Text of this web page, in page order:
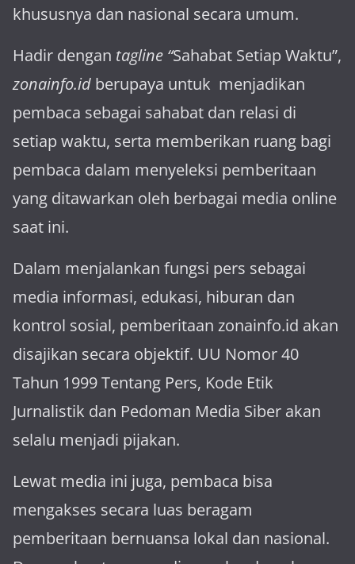
khususnya dan nasional secara umum.
Hadir dengan tagline “Sahabat Setiap Waktu”,
zonainfo.id berupaya untuk menjadikan
pembaca sebagai sahabat dan relasi di
setiap waktu, serta memberikan ruang bagi
pembaca dalam menyeleksi pemberitaan
yang ditawarkan oleh berbagai media online
saat ini.
Dalam menjalankan fungsi pers sebagai
media informasi, edukasi, hiburan dan
kontrol sosial, pemberitaan zonainfo.id akan
disajikan secara objektif. UU Nomor 40
Tahun 1999 Tentang Pers, Kode Etik
Jurnalistik dan Pedoman Media Siber akan
selalu menjadi pijakan.
Lewat media ini juga, pembaca bisa
mengakses secara luas beragam
pemberitaan bernuansa lokal dan nasional.